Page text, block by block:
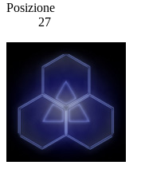
Posizione
27